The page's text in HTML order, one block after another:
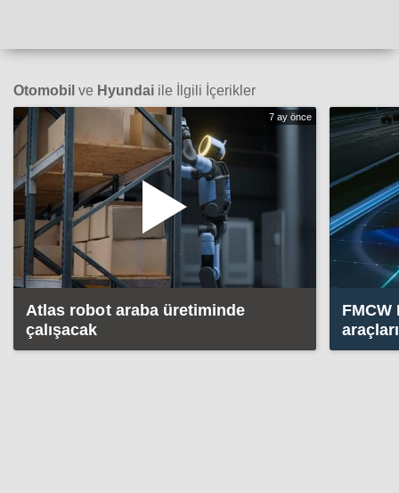
Otomobil ve Hyundai ile İlgili İçerikler
7 ay önce
Atlas robot araba üretiminde
çalışacak